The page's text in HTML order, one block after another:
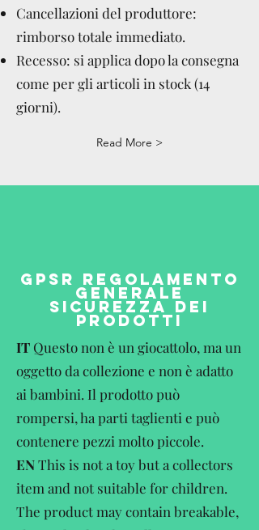
Cancellazioni del produttore:
rimborso totale immediato.
Recesso: si applica dopo la consegna
come per gli articoli in stock (14
giorni).
Read More >
GPSR REGOLAMENTO
GENERALE
SICUREZZA DEI
PRODOTTI
IT Questo non è un giocattolo, ma un
oggetto da collezione e non è adatto
ai bambini. Il prodotto può
rompersi, ha parti taglienti e può
contenere pezzi molto piccole.
ENThis is not a toy but a collectors
item and not suitable for children.
The product may contain breakable,